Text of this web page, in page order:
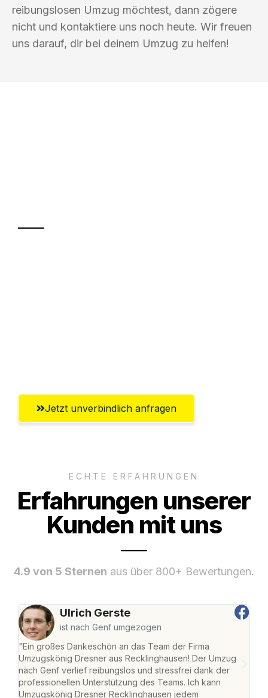
reibungslosen Umzug möchtest, dann zögere
nicht und kontaktiere uns noch heute. Wir freuen
uns darauf, dir bei deinem Umzug zu helfen!
Jetzt unverbindlich anfragen
ECHTE ERFAHRUNGEN
Erfahrungen unserer
Kunden mit uns
4.9 von 5 Sternen aus über 800+ Bewertungen.
Ulrich Gerste
ist nach Genf umgezogen
"Ein großes Dankeschön an das Team der Firma
Umzugskönig Dresner aus Recklinghausen! Der Umzug
nach Genf verlief reibungslos und stressfrei dank der
professionellen Unterstützung des Teams. Ich kann
Umzugskönig Dresner Recklinghausen jedem